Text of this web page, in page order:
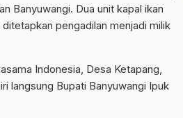
Banyuwangi. Dua unit kapal ikan
pengadilan menjadi milik
Indonesia, Desa Ketapang,
langsung Bupati Banyuwangi Ipuk